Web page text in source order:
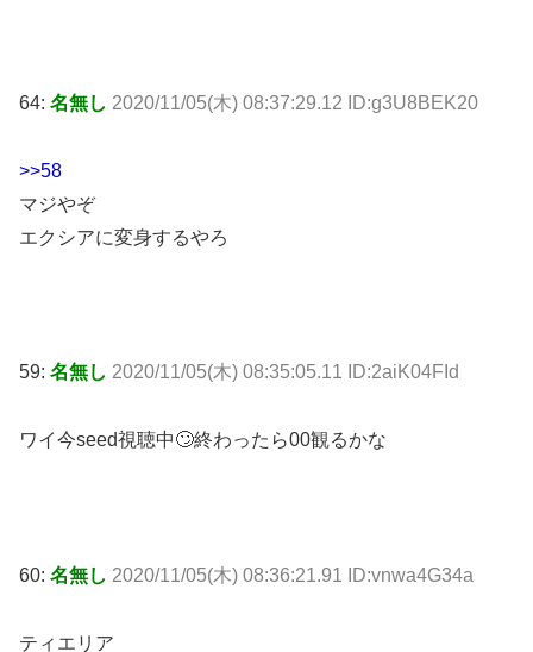
64: 名無し 2020/11/05(木) 08:37:29.12 ID:g3U8BEK20
>>58
マジやぞ
エクシアに変身するやろ
59: 名無し 2020/11/05(木) 08:35:05.11 ID:2aiK04FId
ワイ今seed視聴中🙄終わったら00観るかな
60: 名無し 2020/11/05(木) 08:36:21.91 ID:vnwa4G34a
ティエリア